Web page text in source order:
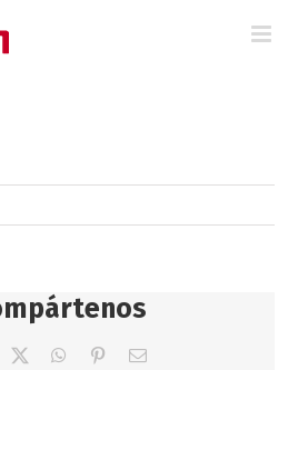
WhatsApp
PinterestCorreo